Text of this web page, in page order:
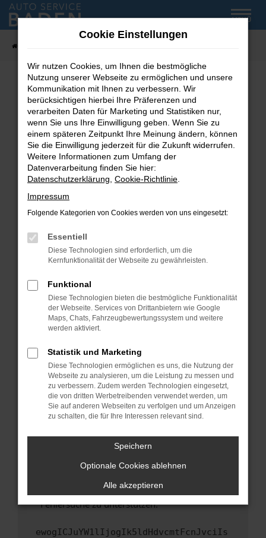
Zum
Hauptinhalt
MENÜ
Fehler: Network Error
Beim Laden ist ein Fehler aufgetreten.
Hier sind ein paar Tipps, die dir helfen können:
Überprüfe deine Firewall und deine
Internetverbindung.
Laden andere Webseiten, zum Beispiel deine
Suchmaschine?
Prüfe deine Browsererweiterungen.
können das Laden bestimmter Seiten
verhindern. Funktioniert die Seite in einem
Fenster?
Starte dein Gerät neu.
Das kann manchmal helfen, vorübergehende
Probleme zu beheben.
Betriebssystem auf dem neuesten Stand
sind.
Veraltete Software birgt nicht nur ein
Sicherheitsrisiko, sondern kann auch dazu
führen, dass bestimmte Funktionen nicht mehr
unterstützt werden.
Wende dich an den Webseitenbetreiber.
Wenn du alle oben genannten Schritte versucht
hast, kontaktiere uns bitte. Wir werden
uns diesen Text schicken, um uns bei der
Fehlersuche zu unterstützen:
ewogICJuYW1lIjogIk5ldHdvcmtFcnJvciIs
Cookie Einstellungen
Wir nutzen Cookies, um Ihnen die bestmögliche
Nutzung unserer Webseite zu ermöglichen und unsere
Kommunikation mit Ihnen zu verbessern. Wir
berücksichtigen hierbei Ihre Präferenzen und
verarbeiten Daten für Marketing und Statistiken nur,
wenn Sie uns Ihre Einwilligung geben. Wenn Sie zu
einem späteren Zeitpunkt Ihre Meinung ändern, können
Sie die Einwilligung jederzeit für die Zukunft widerrufen.
Weitere Informationen zum Umfang der
Datenverarbeitung finden Sie hier:
Datenschutzerklärung Cookie-Richtlinie
Impressum
Folgende Kategorien von Cookies werden von uns eingesetzt:
Essentiell
Diese Technologien sind erforderlich, um die
Kernfunktionalität der Webseite zu gewährleisten.
Funktional
Diese Technologien bieten die bestmögliche Funktionalität
der Webseite. Services von Drittanbietern wie Google
Maps, Chats, Fahrzeugbewertungssystem und weitere
werden aktiviert.
Statistik und Marketing
Diese Technologien ermöglichen es uns, die Nutzung der
Webseite zu analysieren, um die Leistung zu messen und
zu verbessern. Zudem werden Technologien eingesetzt,
die von dritten Werbetreibenden verwendet werden, um
Sie auf anderen Webseiten zu verfolgen und um Anzeigen
zu schalten, die für Ihre Interessen relevant sind.
Speichern
Optionale Cookies ablehnen
Alle akzeptieren